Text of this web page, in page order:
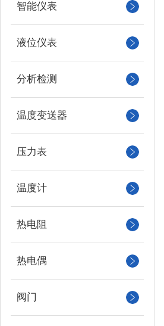
智能仪表
液位仪表
分析检测
温度变送器
压力表
温度计
热电阻
热电偶
阀门